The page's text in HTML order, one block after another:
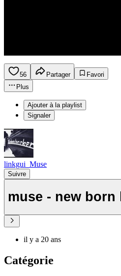
56 Partager
Favori
Plus
Ajouter à la playlist
Signaler
linkgui_Muse
Suivre
muse - new born
il y a 20 ans
Catégorie